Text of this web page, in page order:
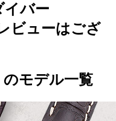
イバー
ビューはござ
のモデル一覧